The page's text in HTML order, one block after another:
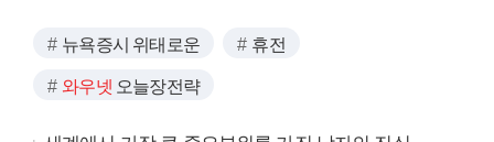
뉴욕증시 위태로운 휴전
와우넷 오늘장전략